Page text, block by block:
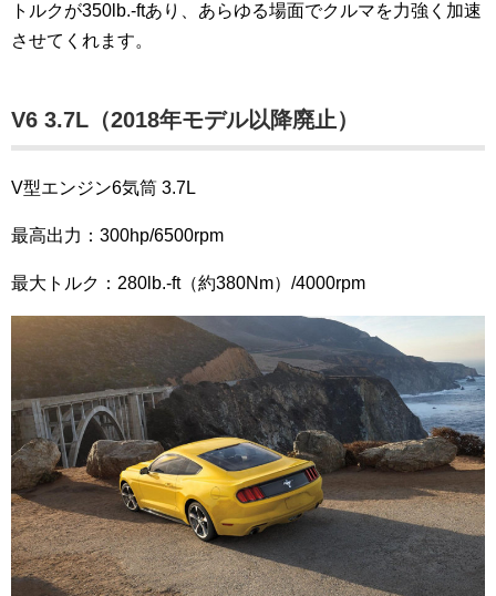
トルクが350lb.-ftあり、あらゆる場面でクルマを力強く加速
させてくれます。
V6 3.7L（2018年モデル以降廃止）
V型エンジン6気筒 3.7L
最高出力：300hp/6500rpm
最大トルク：280lb.-ft（約380Nm）/4000rpm